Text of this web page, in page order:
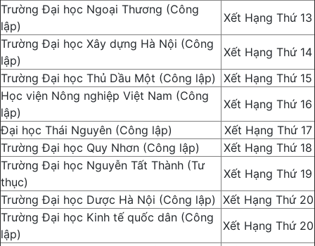
Trường Đại học Ngoại Thương (Công
lập)
Xết Hạng Thứ 13
Trường Đại học Xây dựng Hà Nội (Công
lập)
Xết Hạng Thứ 14
Trường Đại học Thủ Dầu Một (Công lập)
Xết Hạng Thứ 15
Học viện Nông nghiệp Việt Nam (Công
lập)
Xết Hạng Thứ 16
Đại học Thái Nguyên (Công lập)
Xết Hạng Thứ 17
Trường Đại học Quy Nhơn (Công lập)
Xết Hạng Thứ 18
Trường Đại học Nguyễn Tất Thành (Tư
thục)
Xết Hạng Thứ 19
Trường Đại học Dược Hà Nội (Công lập) Xết Hạng Thứ 20
Trường Đại học Kinh tế quốc dân (Công
lập)
Xết Hạng Thứ 20